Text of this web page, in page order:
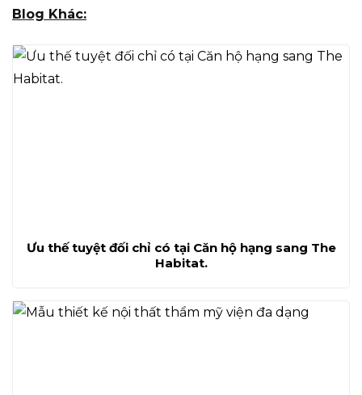
Blog Khác:
Ưu thế tuyệt đối chỉ có tại Căn hộ hạng sang The
Habitat.